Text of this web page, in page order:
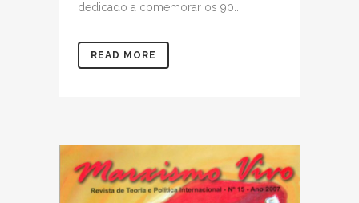
dedicado a comemorar os 90...
READ MORE